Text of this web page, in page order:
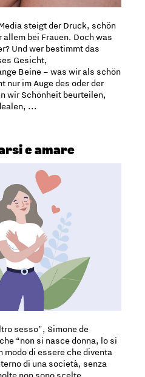
steigt der Druck, schön
allem bei Frauen. Doch was
Und wer bestimmt das
Gesicht,
Beine – was wir als schön
nur im Auge des oder der
wir Schönheit beurteilen,
...
e amare
sesso", Simone de
“non si nasce donna, lo si
modo di essere che diventa
di una società, senza